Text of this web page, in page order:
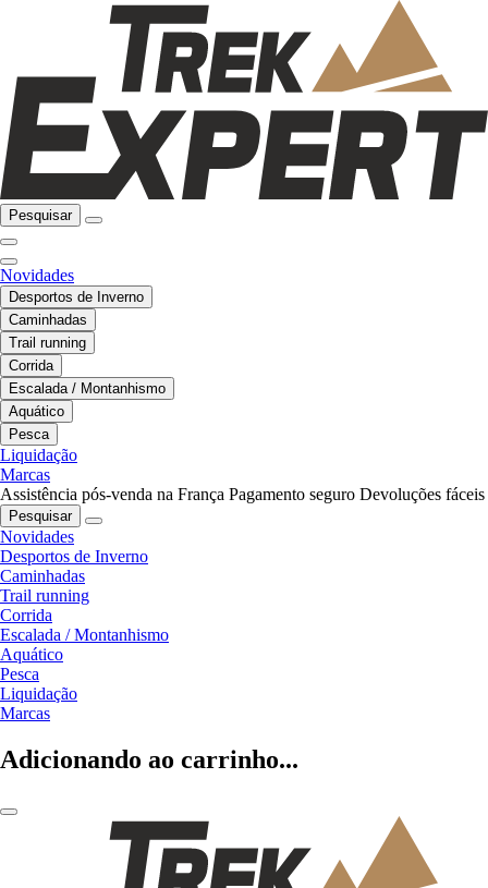
Pesquisar
Novidades
Desportos de Inverno
Caminhadas
Trail running
Corrida
Escalada / Montanhismo
Aquático
Pesca
Liquidação
Marcas
Assistência pós-venda na França Pagamento seguro Devoluções fáceis
Pesquisar
Novidades
Desportos de Inverno
Caminhadas
Trail running
Corrida
Escalada / Montanhismo
Aquático
Pesca
Liquidação
Marcas
Adicionando ao carrinho...